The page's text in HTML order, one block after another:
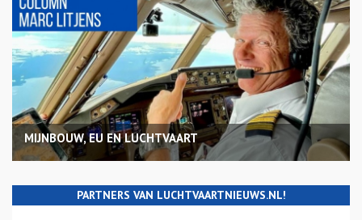
MIJNBOUW, EU EN LUCHTVAART
PARTNERS VAN LUCHTVAARTNIEUWS.NL!